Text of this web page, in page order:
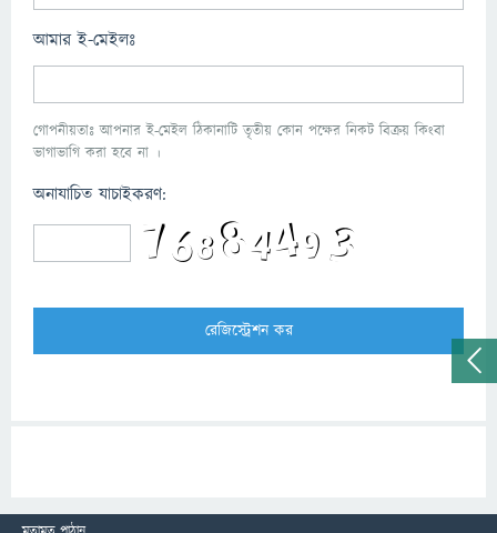
আমার ই-মেইলঃ
গোপনীয়তাঃ আপনার ই-মেইল ঠিকানাটি তৃতীয় কোন পক্ষের নিকট বিক্রয় কিংবা
ভাগাভাগি করা হবে না ।
অনাযাচিত যাচাইকরণ: